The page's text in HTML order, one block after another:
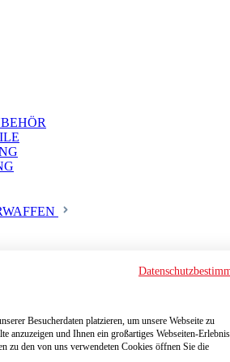
18
Besucherdaten platzieren, um unsere Webseite zu
anzuzeigen und Ihnen ein großartiges Webseiten-
zu den von uns verwendeten Cookies öffnen Sie die